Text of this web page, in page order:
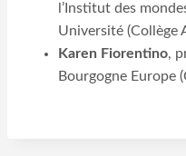
l’Institut des
Université (Collège
Karen Fiorentino,
Bourgogne Europe